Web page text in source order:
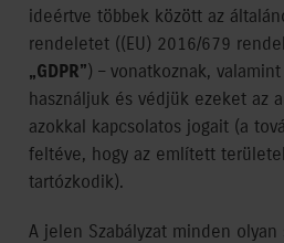
ideértve többek között az
rendeletet ((EU) 2016/679
„GDPR”) – vonatkoznak,
használjuk és védjük ezeket az
azokkal kapcsolatos jogait (a
feltéve, hogy az említett
tartózkodik).
A jelen Szabályzat minden olyan